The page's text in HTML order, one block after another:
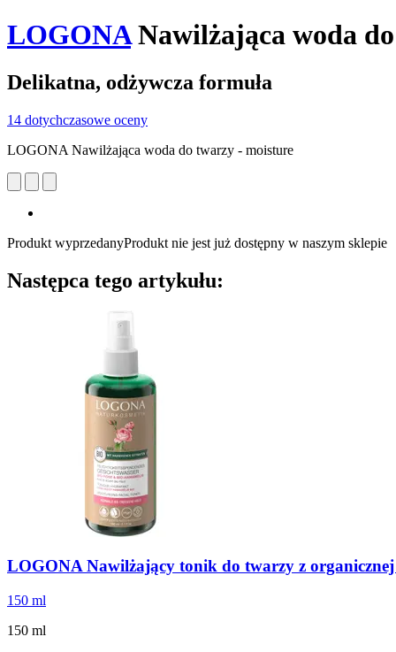
LOGONANawilżająca woda
Delikatna, odżywcza formuła
14 dotychczasowe oceny
LOGONA Nawilżająca woda do twarzy - moisture
Produkt wyprzedanyProdukt nie jest już dostępny w naszym sklepie
Następca tego artykułu:
LOGONANawilżający tonik do twarzy z
150 ml
150 ml